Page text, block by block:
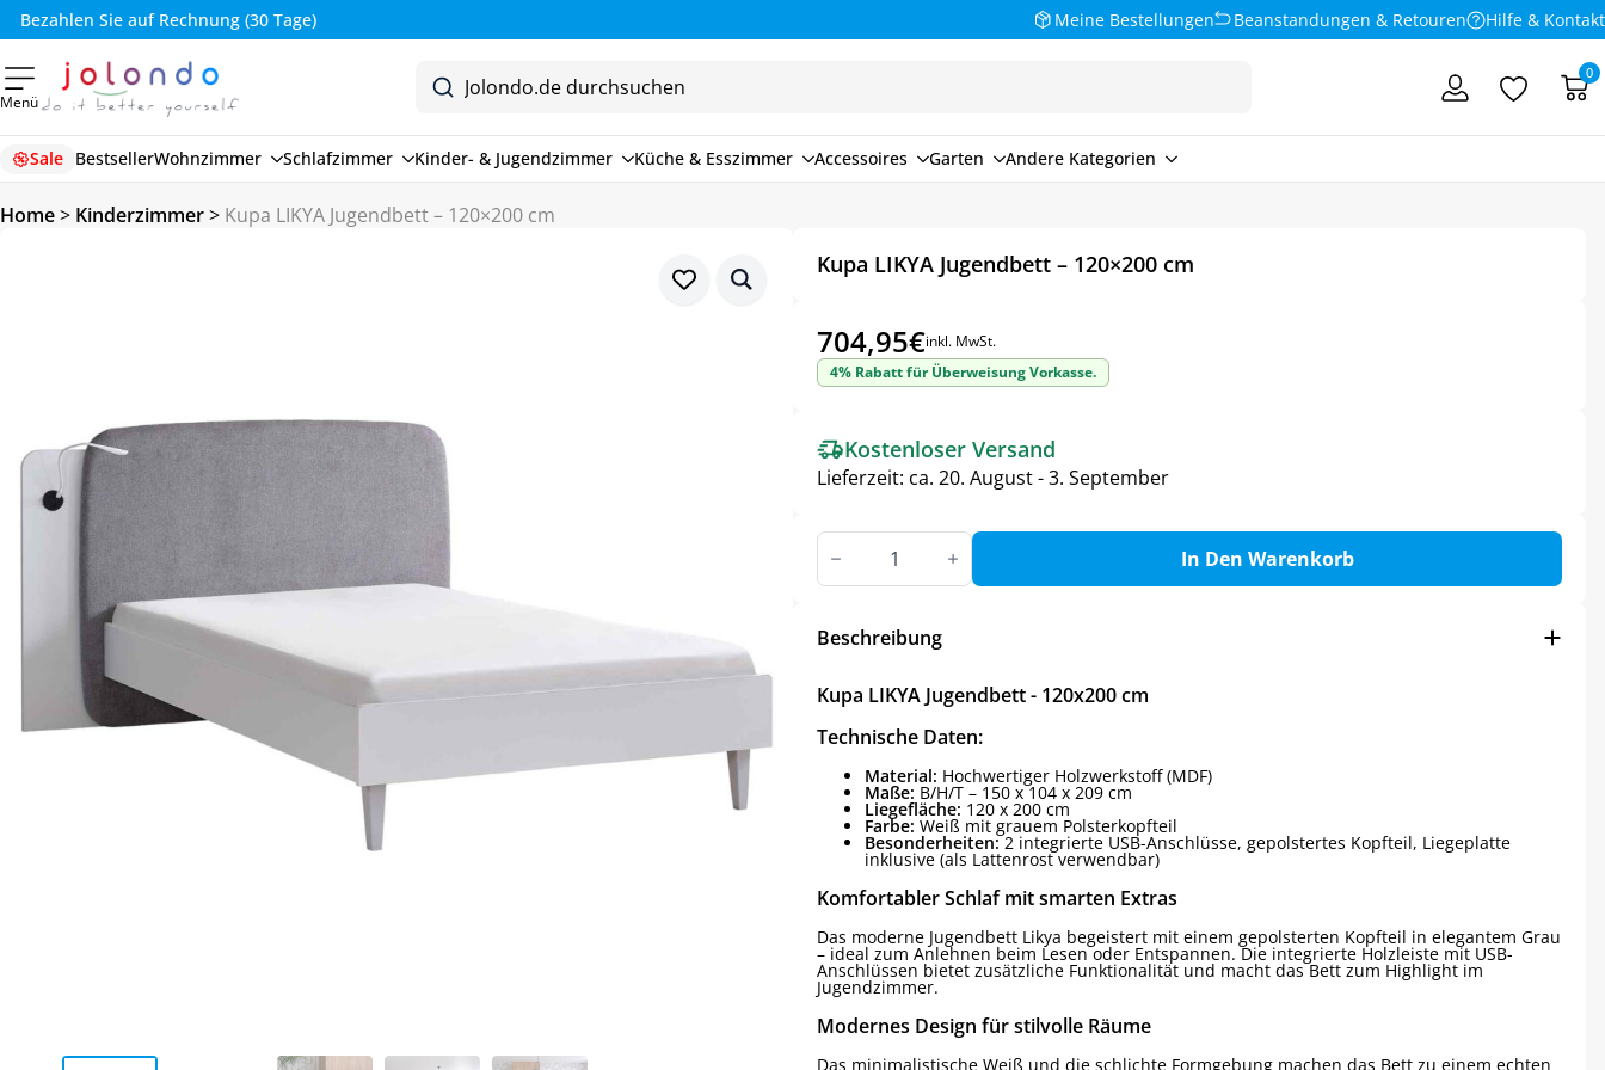
Bezahlen Sie auf Rechnung (30 Tage) Meine Bestellungen Beanstandungen & Retouren Hilfe & Kontakt
Menü
0
Sale BestsellerWohnzimmer Schlafzimmer Kinder- & Jugendzimmer Küche & Esszimmer Accessoires Garten Andere Kategorien
Home> Kinderzimmer> Kupa LIKYA Jugendbett – 120×200 cm
Kupa LIKYA Jugendbett – 120×200 cm
704,95€inkl. MwSt.
4% Rabatt für Überweisung Vorkasse.
Kostenloser Versand
Lieferzeit: ca. 20. August - 3. September
Kupa
LIKYA
Jugendbett
cm
In Den Warenkorb
Beschreibung
Kupa LIKYA Jugendbett - 120x200 cm
Technische Daten:
Material: Hochwertiger Holzwerkstoff (MDF)
Maße: B/H/T – 150 x 104 x 209 cm
Liegefläche: 120 x 200 cm
Farbe: Weiß mit grauem Polsterkopfteil
Besonderheiten:2 integrierte USB-Anschlüsse, gepolstertes Kopfteil, Liegeplatte
inklusive (als Lattenrost verwendbar)
Komfortabler Schlaf mit smarten Extras
Das moderne Jugendbett Likya begeistert mit einem gepolsterten Kopfteil in elegantem Grau
– ideal zum Anlehnen beim Lesen oder Entspannen. Die integrierte Holzleiste mit USB-
Anschlüssen bietet zusätzliche Funktionalität und macht das Bett zum Highlight im
Jugendzimmer.
Modernes Design für stilvolle Räume
Das minimalistische Weiß und die schlichte Formgebung machen das Bett zu einem echten